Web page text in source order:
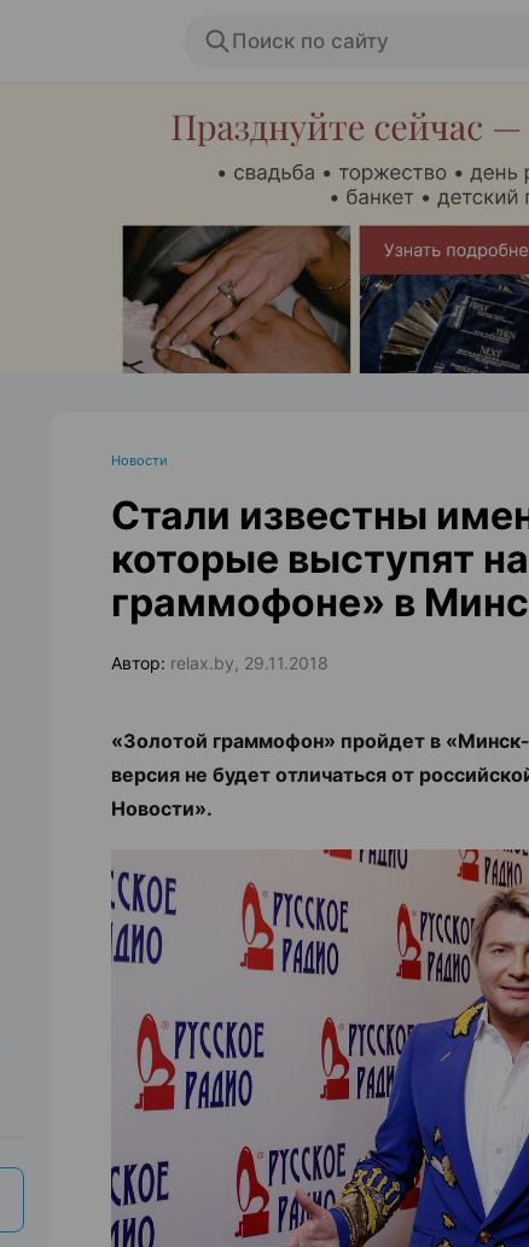
Поиск по сайту
ЭФФЕКТИВНАЯ РЕКЛАМА
Новости
Стали известны
которые выступят
граммофоне» в
Автор: relax.by, 29.11.2018
«Золотой граммофон» пройдет в
версия не будет отличаться от
Новости».